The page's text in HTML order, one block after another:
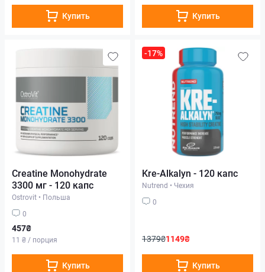
Купить Купить
Creatine Monohydrate
3300 мг - 120 капс
Ostrovit • Польша
0
457₴
11 ₴ / порция
Купить
-17%
Kre-Alkalyn - 120 капс
Nutrend • Чехия
0
1379₴1149₴
Купить